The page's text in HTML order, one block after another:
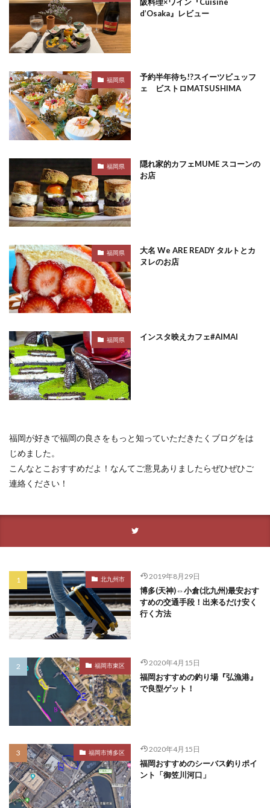
d’Osaka』レビュー
福岡県
予約半年待ち!?スイーツビュッフ
ェ ビストロMATSUSHIMA
福岡県
隠れ家的カフェMUME スコーンの
お店
福岡県
大名 We ARE READY タルトとカ
ヌレのお店
福岡県 インスタ映えカフェ#AIMAI
福岡が好きで福岡の良さをもっと知っていただきたくブログをは
じめました。
こんなとこおすすめだよ！なんてご意見ありましたらぜひぜひご
連絡ください！
北九州市 2019年8月29日
博多(天神)⇔小倉(北九州)最安おす
すめの交通手段！出来るだけ安く
行く方法
福岡市東区 2020年4月15日
福岡おすすめの釣り場『弘漁港』
で良型ゲット！
福岡市博多区 2020年4月15日
福岡おすすめのシーバス釣りポイ
ント「御笠川河口」